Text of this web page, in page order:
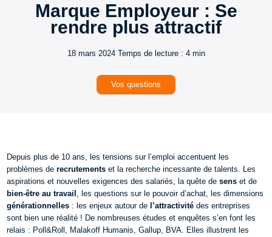
Marque Employeur : Se
rendre plus attractif
18 mars 2024 Temps de lecture : 4 min
Vos questions
Depuis plus de 10 ans, les tensions sur l’emploi accentuent les
problèmes derecrutements et la recherche incessante de talents. Les
aspirations et nouvelles exigences des salariés, la quête desens et de
bien-être au travail , les questions sur le pouvoir d’achat, les dimensions
générationnelles : les enjeux autour de l’attractivité des entreprises
sont bien une réalité ! De nombreuses études et enquêtes s’en font les
relais : Poll&Roll, Malakoff Humanis, Gallup, BVA. Elles illustrent les